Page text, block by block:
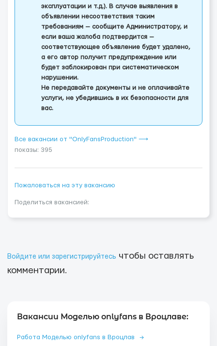
эксплуатации и т.д.). В случае выявления в
объявлении несоответствия таким
требованиям — сообщите Администратору, и
если ваша жалоба подтвердится —
соответствующее объявление будет удалено,
а его автор получит предупреждение или
будет заблокирован при систематическом
нарушении.
Не передавайте документы и не оплачивайте
услуги, не убедившись в их безопасности для
вас.
Все вакансии от "OnlyFansProduction" ⟶
показы: 395
Пожаловаться на эту вакансию
Поделиться вакансией:
Войдите или зарегистрируйтесь чтобы оставлять
комментарии.
Вакансии Моделью onlyfans в Вроцлаве:
Работа Моделью onlyfans в Вроцлав →